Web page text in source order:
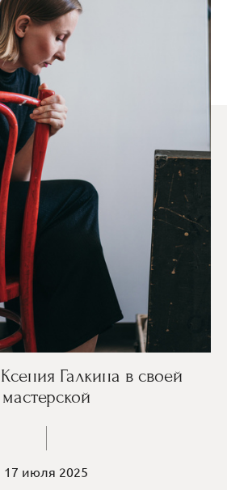
Галкина в своей
мастерской
17 июля 2025